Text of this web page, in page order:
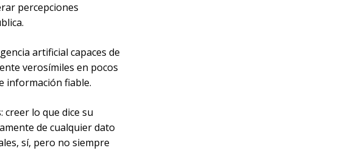
percepciones
artificial capaces de
verosímiles en pocos
información fiable.
lo que dice su
de cualquier dato
sí, pero no siempre